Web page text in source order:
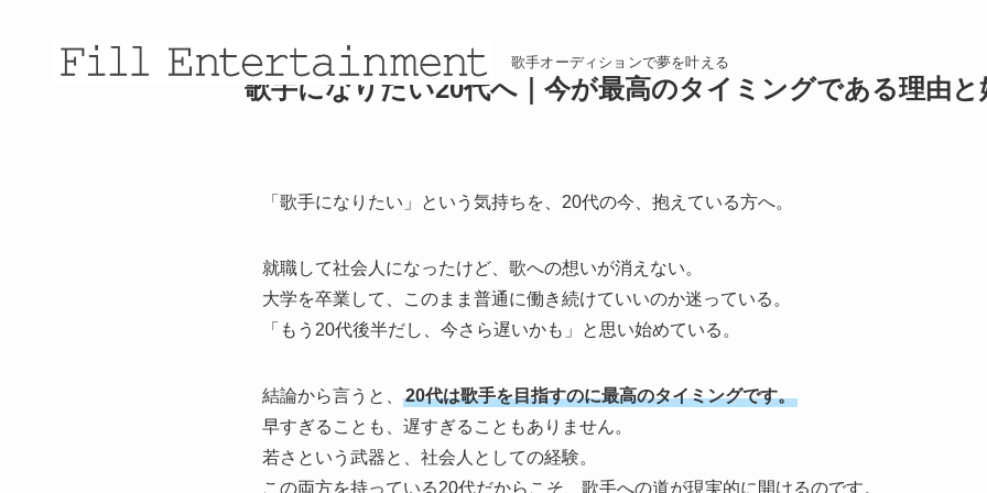
歌手オーディションで夢を叶える
歌手になりたい20代へ｜今が最高のタイミングである理由と
「歌手になりたい」という気持ちを、20代の今、抱えている方へ。
就職して社会人になったけど、歌への想いが消えない。
大学を卒業して、このまま普通に働き続けていいのか迷っている。
「もう20代後半だし、今さら遅いかも」と思い始めている。
結論から言うと、
20代は歌手を目指すのに最高のタイミングです。
早すぎることも、遅すぎることもありません。
若さという武器と、社会人としての経験。
この両方を持っている20代だからこそ、歌手への道が現実的に開けるのです。